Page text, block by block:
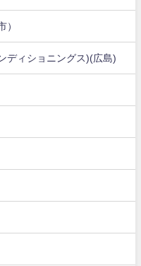
）
ディショニングス)(広島)